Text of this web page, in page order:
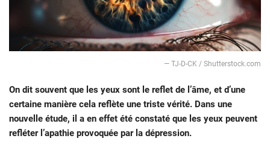
— TJ-D-CK / Shutterstock.com
On dit souvent que les yeux sont le reflet de l’âme, et d’une
certaine manière cela reflète une triste vérité. Dans une
nouvelle étude, il a en effet été constaté que les yeux peuvent
refléter l’apathie provoquée par la dépression.